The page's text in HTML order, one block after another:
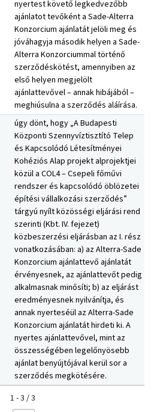
nyertest követő legkedvezőbb
ajánlatot tevőként a Sade-Alterra
Konzorcium ajánlatát jelöli meg és
jóváhagyja második helyen a Sade-
Alterra Konzorciummal történő
szerződéskötést, amennyiben az
első helyen megjelölt
ajánlattevővel – annak hibájából –
meghiúsulna a szerződés aláírása.
úgy dönt, hogy „A Budapesti
Központi Szennyvíztisztító Telep
és Kapcsolódó Létesítményei
Kohéziós Alap projekt alprojektjei
közül a COL4 – Csepeli főművi
rendszer és kapcsolódó öblözetei
építési vállalkozási szerződés”
tárgyú nyílt közösségi eljárási rend
szerinti (Kbt. IV. fejezet)
közbeszerzési eljárásban az I. rész
vonatkozásában: a) az Alterra-Sade
Konzorcium ajánlattevő ajánlatát
érvényesnek, az ajánlattevőt pedig
alkalmasnak minősíti; b) az eljárást
eredményesnek nyilvánítja, és
annak nyerteséül az Alterra-Sade
Konzorcium ajánlatát hirdeti ki. A
nyertes ajánlattevővel, mint az
összességében legelőnyösebb
ajánlat benyújtójával kerül sor a
szerződés megkötésére.
1 - 3 / 3